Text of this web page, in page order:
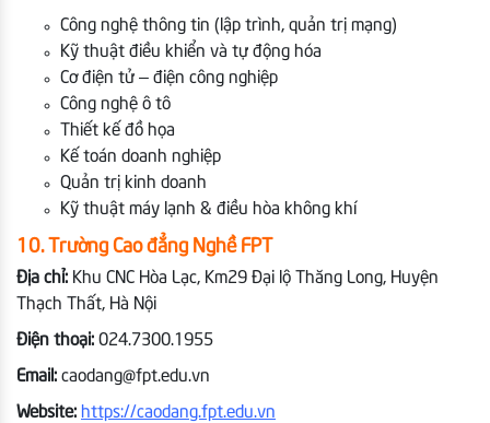
Công nghệ thông tin (lập trình, quản trị mạng)
Kỹ thuật điều khiển và tự động hóa
Cơ điện tử – điện công nghiệp
Công nghệ ô tô
Thiết kế đồ họa
Kế toán doanh nghiệp
Quản trị kinh doanh
Kỹ thuật máy lạnh & điều hòa không khí
10. Trường Cao đẳng Nghề FPT
Địa chỉ: Khu CNC Hòa Lạc, Km29 Đại lộ Thăng Long, Huyện
Thạch Thất, Hà Nội
Điện thoại: 024.7300.1955
Email: caodang@fpt.edu.vn
Website: https://caodang.fpt.edu.vn